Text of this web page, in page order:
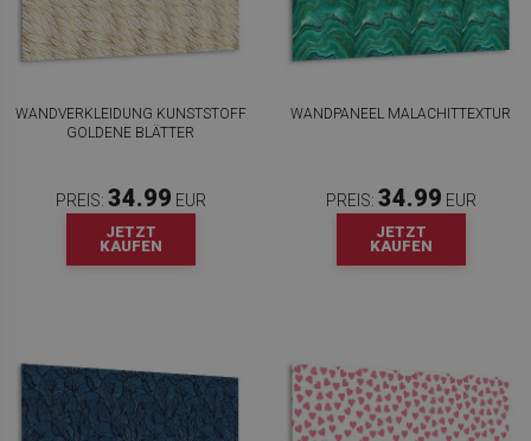
WANDVERKLEIDUNG KUNSTSTOFF
GOLDENE BLÄTTER
PREIS: 34.99 EUR
JETZT
KAUFEN
WANDPANEEL MALACHITTEXTUR
PREIS: 34.99 EUR
JETZT
KAUFEN